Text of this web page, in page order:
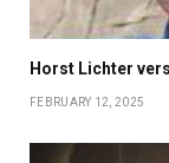
Horst Lichter
FEBRUARY 12, 2025